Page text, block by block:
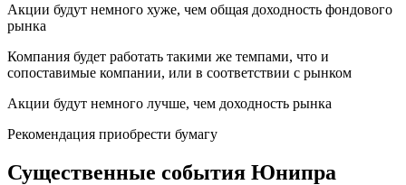
Акции будут немного хуже, чем общая доходность фондового
рынка
Компания будет работать такими же темпами, что и
сопоставимые компании, или в соответствии с рынком
Акции будут немного лучше, чем доходность рынка
Рекомендация приобрести бумагу
Существенные события Юнипра